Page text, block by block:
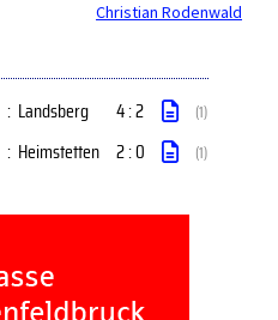
Christian Rodenwald
: Landsberg 4 : 2 (1)
: Heimstetten 2 : 0 (1)